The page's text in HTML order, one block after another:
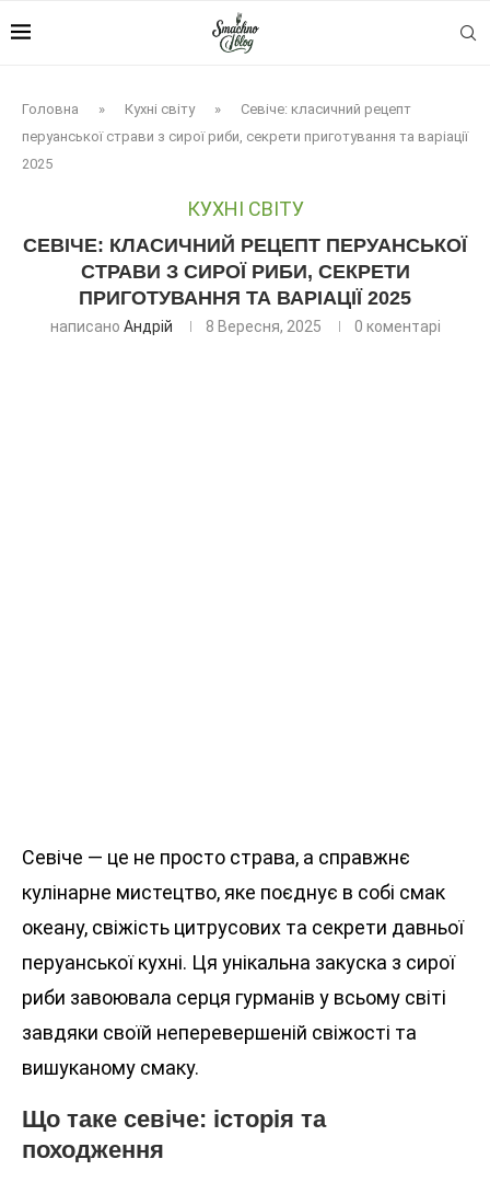
Головна » Кухні світу »
Севіче: класичний рецепт
перуанської страви з сирої риби, секрети приготування та варіації
2025
КУХНІ СВІТУ
СЕВІЧЕ: КЛАСИЧНИЙ РЕЦЕПТ ПЕРУАНСЬКОЇ
СТРАВИ З СИРОЇ РИБИ, СЕКРЕТИ
ПРИГОТУВАННЯ ТА ВАРІАЦІЇ 2025
написано Андрій 8 Вересня, 2025 0 коментарі
Севіче — це не просто страва, а справжнє
кулінарне мистецтво, яке поєднує в собі смак
океану, свіжість цитрусових та секрети давньої
перуанської кухні. Ця унікальна закуска з сирої
риби завоювала серця гурманів у всьому світі
завдяки своїй неперевершеній свіжості та
вишуканому смаку.
Що таке севіче: історія та
походження